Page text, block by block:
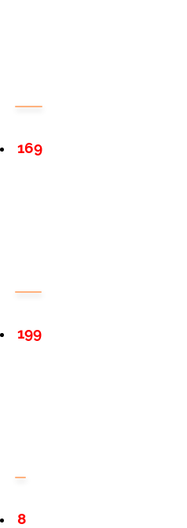
169
199
8